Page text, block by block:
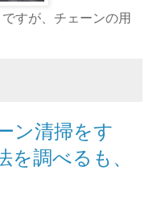
すが、チェーンの用
ン清掃をす
調べるも、